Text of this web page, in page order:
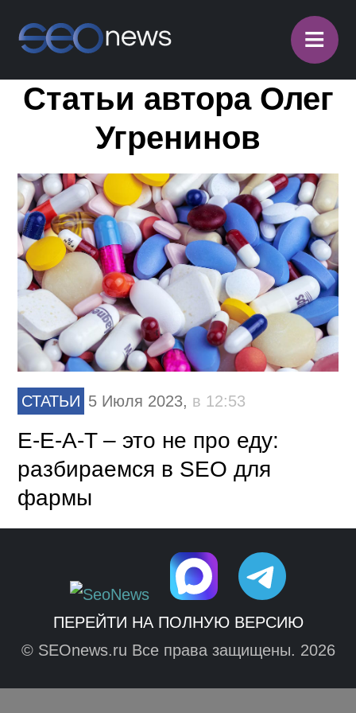
≡
Статьи автора Олег
Угренинов
СТАТЬИ 5 Июля 2023, в 12:53
E-E-A-T – это не про еду:
разбираемся в SEO для
фармы
ПЕРЕЙТИ НА ПОЛНУЮ ВЕРСИЮ
© SEOnews.ru Все права защищены. 2026